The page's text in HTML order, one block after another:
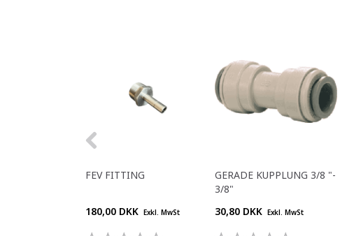
FEV FITTING
180,00 DKK Exkl. MwSt
GERADE KUPPLUNG 3/8 "-
3/8"
30,80 DKK Exkl. MwSt